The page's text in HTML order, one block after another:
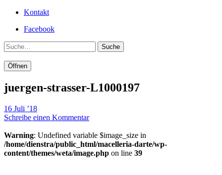
Kontakt
Facebook
Suche
Öffnen
juergen-strasser-L1000197
16 Juli ’18
Schreibe einen Kommentar
Warning: Undefined variable $image_size in
/home/dienstra/public_html/macelleria-darte/wp-
content/themes/weta/image.php on line 39